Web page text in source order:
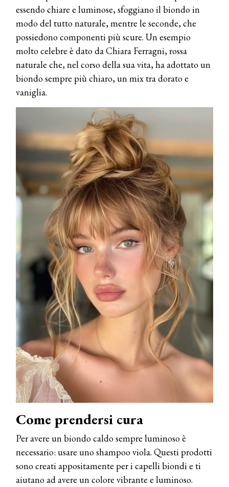
essendo chiare e luminose, sfoggiano il biondo in
modo del tutto naturale, mentre le seconde, che
possiedono componenti più scure. Un esempio
molto celebre è dato da Chiara Ferragni, rossa
naturale che, nel corso della sua vita, ha adottato un
biondo sempre più chiaro, un mix tra dorato e
vaniglia.
Come prendersi cura
Per avere un biondo caldo sempre luminoso è
necessario: usare uno shampoo viola. Questi prodotti
sono creati appositamente per i capelli biondi e ti
aiutano ad avere un colore vibrante e luminoso.